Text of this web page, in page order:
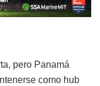
pero Panamá
como hub